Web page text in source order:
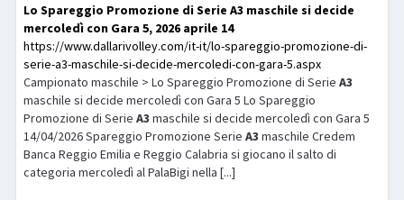
Lo Spareggio Promozione di SerieA3 maschile si decide
mercoledì con Gara 5, 2026 aprile 14
https://www.dallarivolley.com/it-it/lo-spareggio-promozione-di-
serie-a3-maschile-si-decide-mercoledi-con-gara-5.aspx
Campionato maschile > Lo Spareggio Promozione di SerieA3
maschile si decide mercoledì con Gara 5 Lo Spareggio
Promozione di SerieA3 maschile si decide mercoledì con Gara 5
14/04/2026 Spareggio Promozione SerieA3 maschile Credem
Banca Reggio Emilia e Reggio Calabria si giocano il salto di
categoria mercoledì al PalaBigi nella [...]